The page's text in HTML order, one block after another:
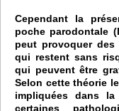
Cependant la
poche parodontale
peut provoquer des
qui restent sans
qui peuvent être
Selon cette théorie
impliquées dans
certaines